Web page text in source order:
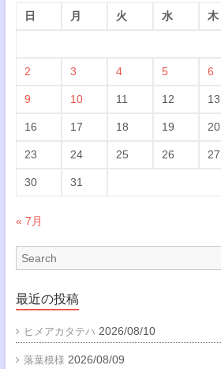
日
月 火 水 木
2 3 4 5 6
9 10 11 12 13
16 17 18 19 20
23 24 25 26 27
30 31
« 7月
最近の投稿
ヒメアカタテハ 2026/08/10
落葉模様 2026/08/09